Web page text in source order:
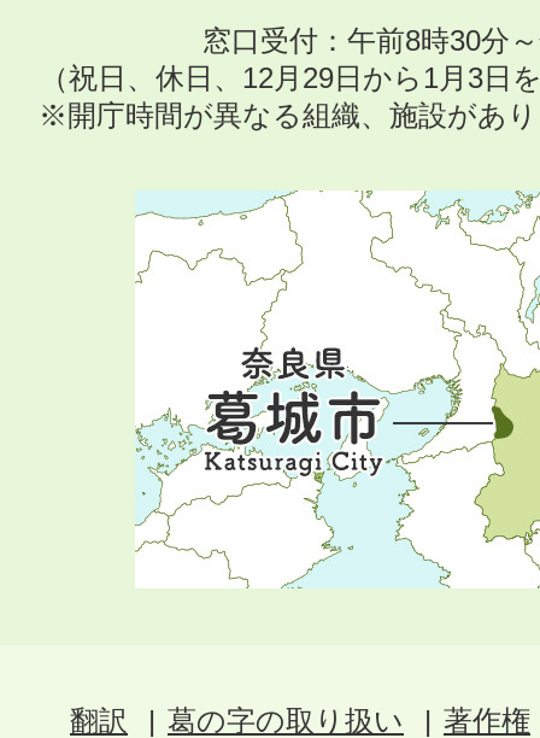
窓口受付：午前8時30分
（祝日、休日、12月29日から1月3日
※開庁時間が異なる組織、施設があ
翻訳 葛の字の取り扱い
著作権